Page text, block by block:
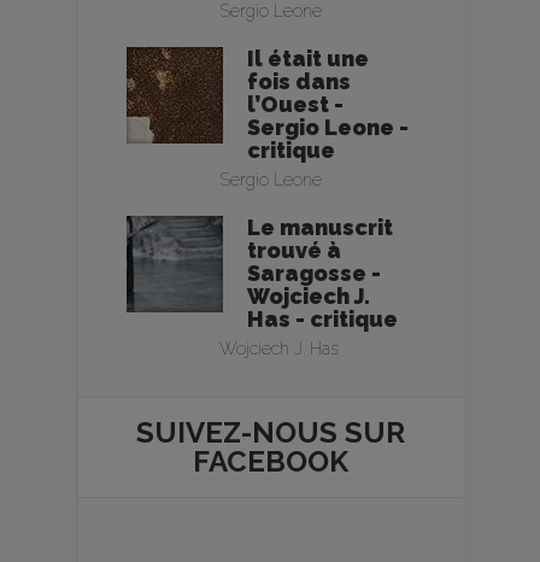
Sergio Leone
Il était une
fois dans
l’Ouest -
Sergio Leone -
critique
Sergio Leone
Le manuscrit
trouvé à
Saragosse -
Wojciech J.
Has - critique
Wojciech J. Has
SUIVEZ-NOUS SUR
FACEBOOK